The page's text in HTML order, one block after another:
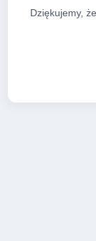
Dziękujemy,